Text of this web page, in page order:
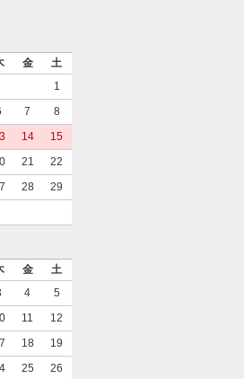
金
土
1
7
8
14
15
21
22
28
29
金
土
4
5
11
12
18
19
25
26